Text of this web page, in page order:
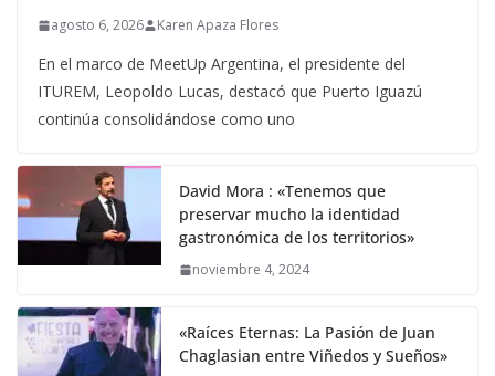
agosto 6, 2026 Karen Apaza Flores
En el marco de MeetUp Argentina, el presidente del
ITUREM, Leopoldo Lucas, destacó que Puerto Iguazú
continúa consolidándose como uno
David Mora : «Tenemos que
preservar mucho la identidad
gastronómica de los territorios»
noviembre 4, 2024
«Raíces Eternas: La Pasión de Juan
Chaglasian entre Viñedos y Sueños»